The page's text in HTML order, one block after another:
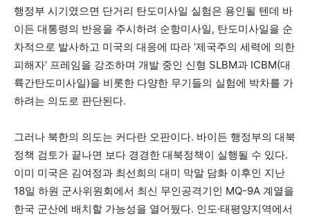
행정부 시기였으면 단거리 탄도미사일 실험은 용인될 텐데 바
이든 대통령의 반응을 주시하려 순항미사일, 탄도미사일을 순
차적으로 발사하고 미국의 대응에 따라 ‘제국주의 세력에 의한
피해자’ 프레임을 강조하며 개발 중인 신형 SLBM과 ICBM(대
륙간탄도미사일)을 비롯한 다양한 무기들의 실험에 박차를 가
하려는 의도로 판단된다.
그러나 북한의 의도는 커다란 오판이다. 바이든 행정부의 대북
정책 검토가 끝나면 보다 경경한 대북정책이 실행될 수 있다.
이미 미국은 김여정과 최선희의 대미 막말 담화 이후인 지난
18일 하원 군사위원회에서 최신 무인공격기인 MQ-9A 계열을
한국 군산에 배치할 가능성을 열어뒀다. 인도·태평양지역에서